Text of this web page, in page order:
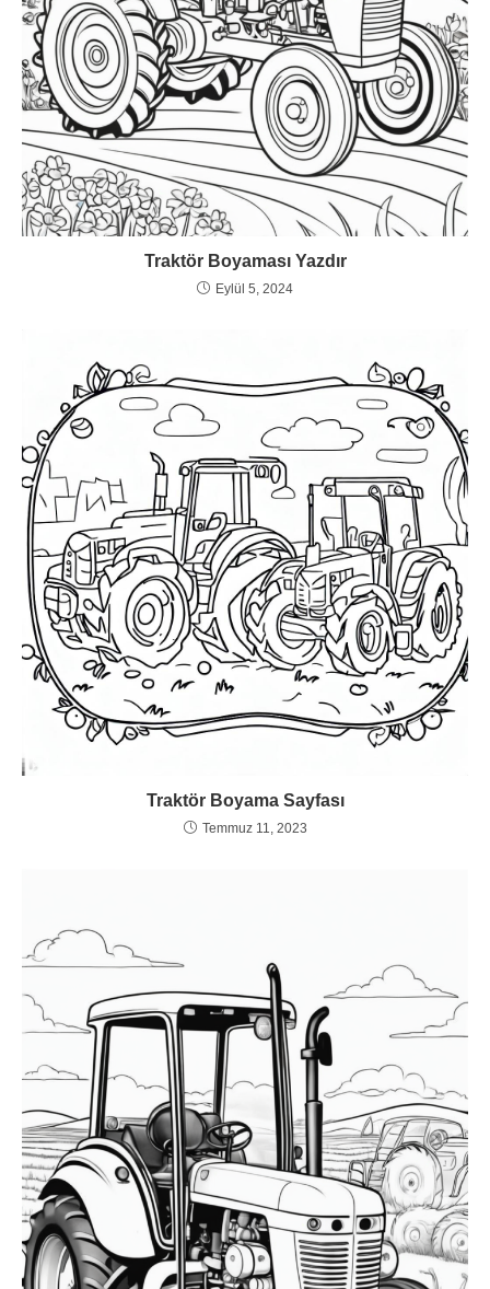
Traktör Boyaması Yazdır
Eylül 5, 2024
Traktör Boyama Sayfası
Temmuz 11, 2023